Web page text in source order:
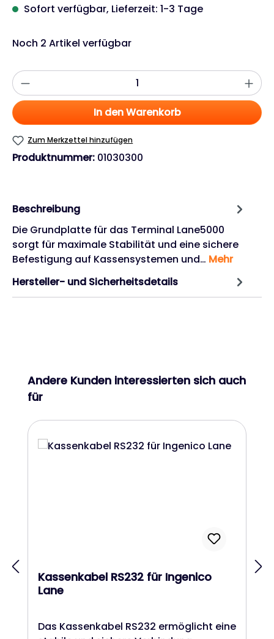
Sofort verfügbar, Lieferzeit: 1-3 Tage
Noch 2 Artikel verfügbar
Produkt Anzahl: Gib den
In den Warenkorb
Zum Merkzettel hinzufügen
Produktnummer: 01030300
Beschreibung
Die Grundplatte für das Terminal Lane5000
sorgt für maximale Stabilität und eine sichere
Befestigung auf Kassensystemen und… Mehr
Hersteller- und Sicherheitsdetails
Produktgalerie überspringen
Andere Kunden interessierten sich auch
für
Kassenkabel RS232 für Ingenico
Lane
Das Kassenkabel RS232 ermöglicht eine